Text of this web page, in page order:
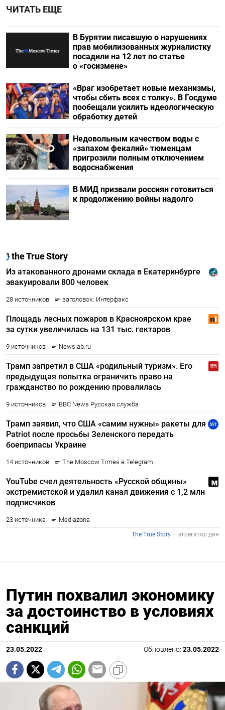
ЧИТАТЬ ЕЩЕ
В Бурятии писавшую о нарушениях
прав мобилизованных журналистку
посадили на 12 лет по статье
о «госизмене»
«Враг изобретает новые механизмы,
чтобы сбить всех с толку». В Госдуме
пообещали усилить идеологическую
обработку детей
Недовольным качеством воды с
«запахом фекалий» тюменцам
пригрозили полным отключением
водоснабжения
В МИД призвали россиян готовиться
к продолжению войны надолго
Путин похвалил экономику
за достоинство в условиях
санкций
23.05.2022 Обновлено: 23.05.2022